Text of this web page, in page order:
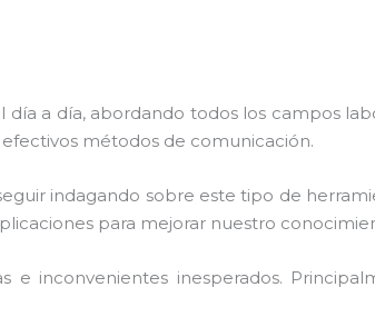
a día, abordando todos los campos
métodos de comunicación.
indagando sobre este tipo de
para mejorar nuestro
e inconvenientes inesperados.